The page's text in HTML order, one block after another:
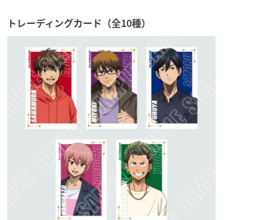
トレーディングカード（全10種）